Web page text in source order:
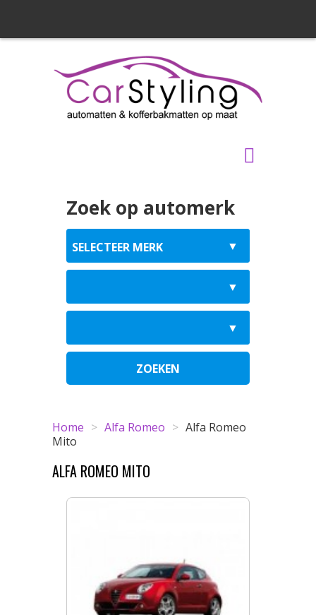
Zoek op automerk
ZOEKEN
Home > Alfa Romeo > Alfa Romeo
Mito
ALFA ROMEO MITO